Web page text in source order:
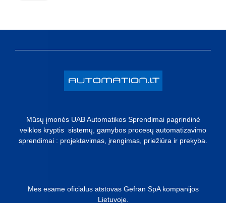
Mūsų įmonės UAB Automatikos Sprendimai pagrindinė
veiklos kryptis sistemų, gamybos procesų automatizavimo
sprendimai : projektavimas, įrengimas, priežiūra ir prekyba.
Mes esame oficialus atstovas Gefran SpA kompanijos
Lietuvoje.